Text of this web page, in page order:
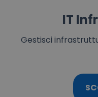
IT
Gestisci